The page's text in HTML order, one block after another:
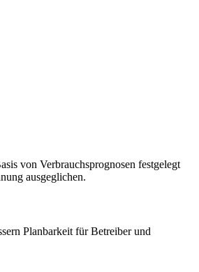
von Verbrauchsprognosen festgelegt
ausgeglichen.
Planbarkeit für Betreiber und